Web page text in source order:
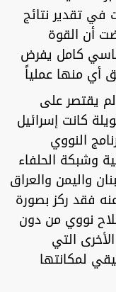
في تقدير نتائج
أن القوة
كامل يفرض
منها عملياً
لم يقتصر على
كانت إسرائيل
النووي
وشبكة الحلفاء
واليمن والعراق
فقد ركز بصورة
نووي من دون
التي
لمكانتها